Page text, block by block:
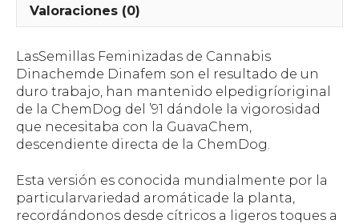
Valoraciones (0)
LasSemillas Feminizadas de Cannabis
Dinachemde Dinafem son el resultado de un
duro trabajo, han mantenido elpedigríoriginal
de la ChemDog del ’91 dándole la vigorosidad
que necesitaba con la GuavaChem,
descendiente directa de la ChemDog.
Esta versión es conocida mundialmente por la
particularvariedad aromáticade la planta,
recordándonos desde cítricos a ligeros toques a